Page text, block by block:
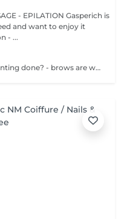
- EPILATION Gasperich is
and want to enjoy it
- ...
Emphasize your beauty! How is tinting done? - brows are washed - tinting is performed - excess paint is removed - brows are styled Age restrictions: recommended age from 14 years. Post procedure recommendations: do not wash brows and do not put on makeup for 12 hours. Frequency: once in 3 weeks.